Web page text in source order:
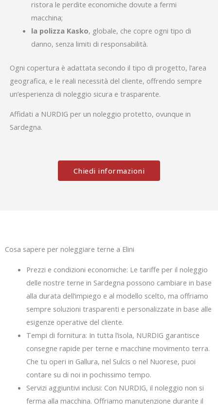
ristora le perdite economiche dovute a fermi
macchina;
la polizza Kasko, globale, che copre ogni tipo di
danno, senza limiti di responsabilità.
Ogni copertura è adattata secondo il tipo di progetto, l’area
geografica, e le reali necessità del cliente, offrendo sempre
un’esperienza di noleggio sicura e trasparente.
Affidati a NURDIG per un noleggio protetto, ovunque in
Sardegna.
Chiedi informazioni
Cosa sapere per noleggiare terne a Elini
Prezzi e condizioni economiche: Le tariffe per il noleggio
delle nostre terne in Sardegna possono cambiare in base
alla durata dell’impiego e al modello scelto, ma offriamo
sempre soluzioni trasparenti e personalizzate in base alle
esigenze operative del cliente.
Tempi di fornitura: In tutta l’isola, NURDIG garantisce
consegne rapide per terne e macchine movimento terra.
Che tu operi in Gallura, nel Sulcis o nel Nuorese, puoi
contare su di noi in pochissimo tempo.
Servizi aggiuntivi inclusi: Con NURDIG, il noleggio non si
ferma alla macchina. Offriamo manutenzione durante il